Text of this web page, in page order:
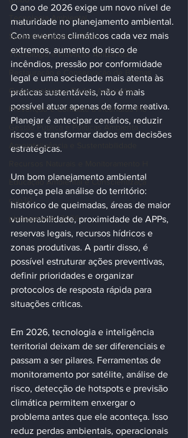
Tecnologia Ambiental
Sustentabilidade e Clima
Tecnologia e Inovação Ambiental
Geotecnologia e Dados Ambientais
Prevenção e Combate a Incêndios Flo
Gestão Pública e Políticas Ambienta
Agrointeligência e Sustentabilidade
Educação Ambiental e Conscientizaçã
cop30
planejamento 2026
O ano de 2026 exige um novo nível de
maturidade no planejamento ambiental.
Com eventos climáticos cada vez mais
extremos, aumento do risco de
incêndios, pressão por conformidade
legal e uma sociedade mais atenta às
práticas sustentáveis, não é mais
possível atuar apenas de forma reativa.
Planejar é antecipar cenários, reduzir
riscos e transformar dados em decisões
estratégicas.
Um bom planejamento ambiental
começa pela análise do território:
histórico de queimadas, áreas de maior
vulnerabilidade, proximidade de APPs,
reservas legais, recursos hídricos e
zonas produtivas. A partir disso, é
possível estruturar ações preventivas,
definir prioridades e organizar
protocolos de resposta rápida para
situações críticas.
Em 2026, tecnologia e inteligência
territorial deixam de ser diferenciais e
passam a ser pilares. Ferramentas de
monitoramento por satélite, análise de
risco, detecção de hotspots e previsão
climática permitem enxergar o
problema antes que ele aconteça. Isso
reduz perdas ambientais, operacionais